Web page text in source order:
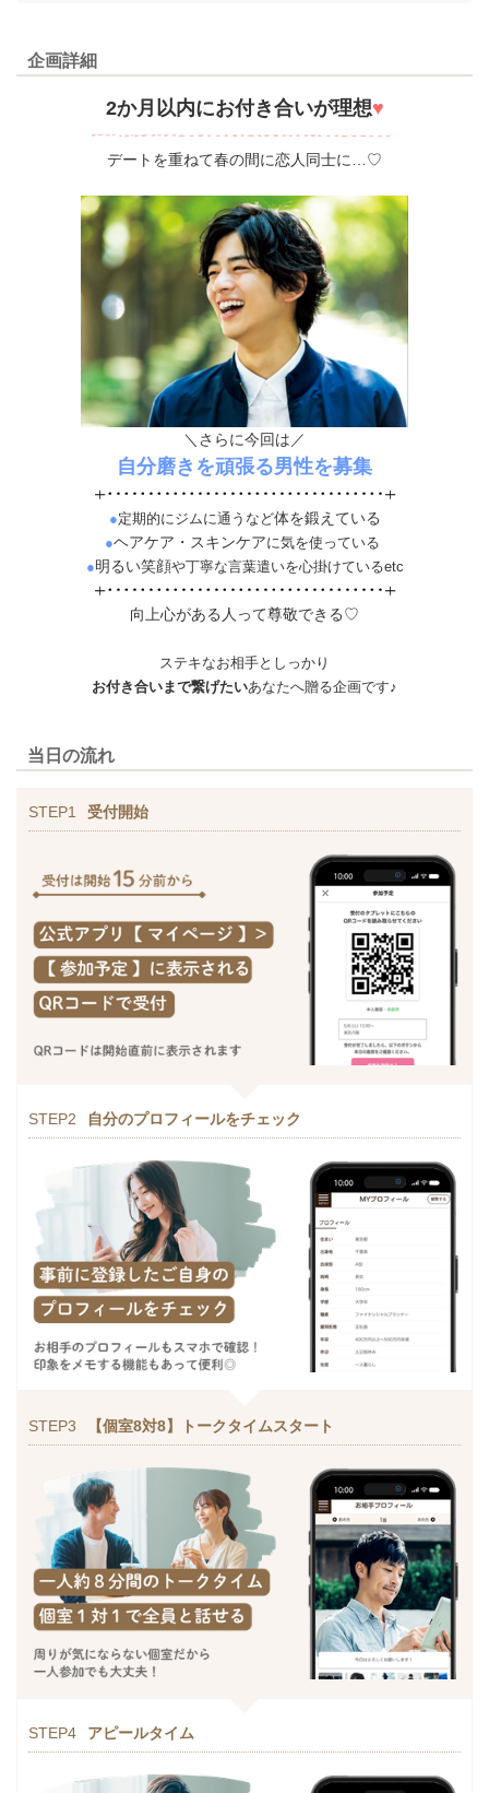
企画詳細
2か月以内にお付き合いが理想♥
デートを重ねて春の間に恋人同士に…♡
＼さらに今回は／
自分磨き を頑張る男性を募集
●定期的にジムに通うなど体を鍛えている
●ヘアケア・スキンケアに気を使っている
●明るい笑顔や丁寧な言葉遣いを心掛けているetc
向上心がある人って尊敬できる♡
ステキなお相手としっかり
お付き合いまで繋げたいあなたへ贈る企画です♪
当日の流れ
STEP1 受付開始
STEP2 自分のプロフィールをチェック
STEP3 【個室8対8】トークタイムスタート
STEP4 アピールタイム